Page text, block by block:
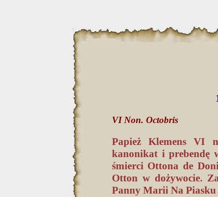
VI Non. Octobris
Papież Klemens VI
kanonikat i prebendę
śmierci Ottona de
Otton w dożywocie.
Panny Marii Na Piasku